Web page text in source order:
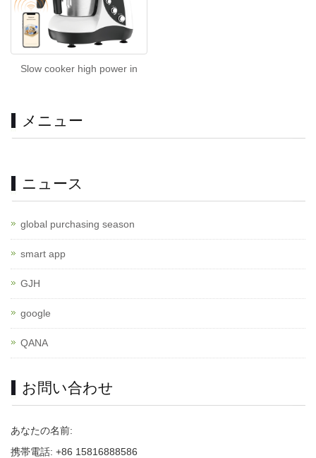
Slow cooker high power in
メニュー
ニュース
global purchasing season
smart app
GJH
google
QANA
お問い合わせ
あなたの名前:
携帯電話: +86 15816888586